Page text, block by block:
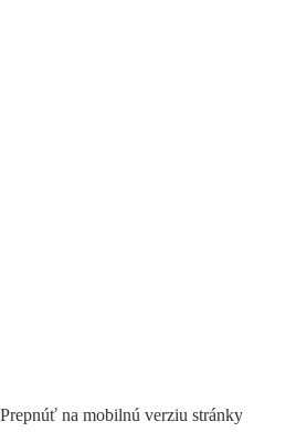
Prepnúť na mobilnú verziu stránky